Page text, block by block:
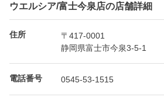
ウエルシア/富士今泉店の店舗詳細
住所
〒417-0001
静岡県富士市今泉3-5-1
電話番号 0545-53-1515